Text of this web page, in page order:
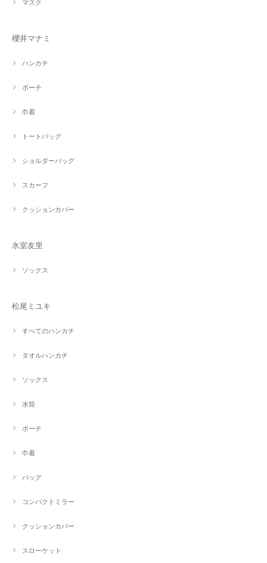
マスク
櫻井マナミ
ハンカチ
ポーチ
巾着
トートバッグ
ショルダーバッグ
スカーフ
クッションカバー
氷室友里
ソックス
松尾ミユキ
すべてのハンカチ
タオルハンカチ
ソックス
水筒
ポーチ
巾着
バッグ
コンパクトミラー
クッションカバー
スローケット